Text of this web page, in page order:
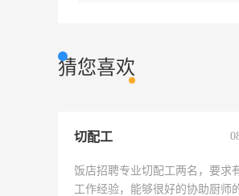
猜您喜欢
切配工
饭店招聘专业切配工两名，要求
工作经验，能够很好的协助厨师